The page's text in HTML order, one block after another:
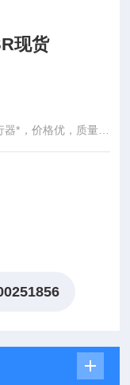
现货
*，价格优，质量有
款到发货，欢迎上门